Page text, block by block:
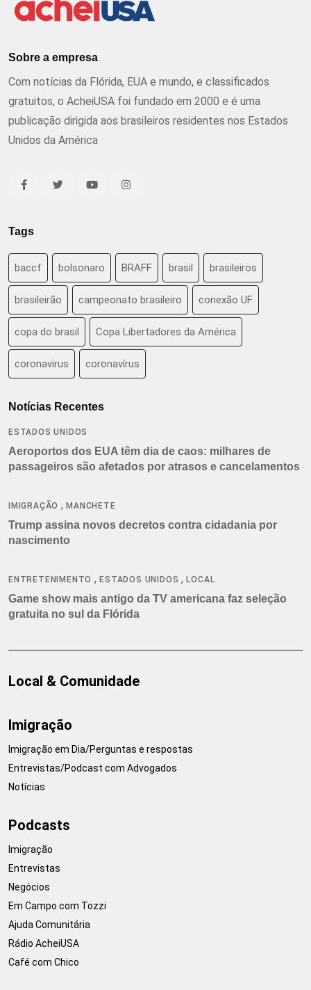
Sobre a empresa
Com notícias da Flórida, EUA e mundo, e classificados
gratuitos, o AcheiUSA foi fundado em 2000 e é uma
publicação dirigida aos brasileiros residentes nos Estados
Unidos da América
Tags
baccf bolsonaro BRAFF brasil brasileiros
brasileirão campeonato brasileiro conexão UF
copa do brasil Copa Libertadores da América
coronavirus coronavírus
Notícias Recentes
ESTADOS UNIDOS
Aeroportos dos EUA têm dia de caos: milhares de
passageiros são afetados por atrasos e cancelamentos
IMIGRAÇÃO ,MANCHETE
Trump assina novos decretos contra cidadania por
nascimento
ENTRETENIMENTO ,ESTADOS UNIDOS ,LOCAL
Game show mais antigo da TV americana faz seleção
gratuita no sul da Flórida
Local & Comunidade
Imigração
Imigração em Dia/Perguntas e respostas
Entrevistas/Podcast com Advogados
Notícias
Podcasts
Imigração
Entrevistas
Negócios
Em Campo com Tozzi
Ajuda Comunitária
Rádio AcheiUSA
Café com Chico